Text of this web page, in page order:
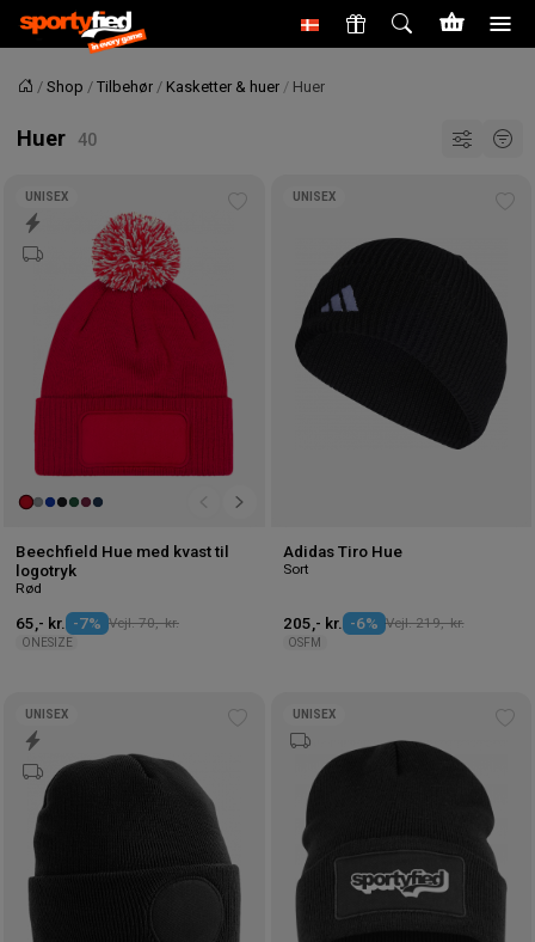
Forside
Shop Tilbehør Kasketter & huer Huer
Huer
UNISEX
Beechfield Hue med kvast til
logotryk
Rød
65,- kr. -7% Vejl. 70,- kr.
ONESIZE
UNISEX
Adidas Tiro Hue
Sort
205,- kr. -6% Vejl. 219,- kr.
OSFM
ønskeliste
UNISEX UNISEX